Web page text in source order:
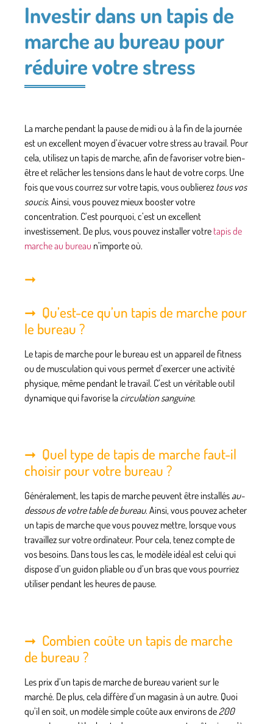
Investir dans un tapis de
marche au bureau pour
réduire votre stress
La marche pendant la pause de midi ou à la fin de la journée
est un excellent moyen d’évacuer votre stress au travail. Pour
cela, utilisez un tapis de marche, afin de favoriser votre bien-
être et relâcher les tensions dans le haut de votre corps. Une
fois que vous courrez sur votre tapis, vous oublierez tous vos
soucis. Ainsi, vous pouvez mieux booster votre
concentration. C’est pourquoi, c’est un excellent
investissement. De plus, vous pouvez installer votre tapis de
marche au bureau n’importe où.
Qu’est-ce qu’un tapis de marche pour
le bureau ?
Le tapis de marche pour le bureau est un appareil de fitness
ou de musculation qui vous permet d’exercer une activité
physique, même pendant le travail. C’est un véritable outil
dynamique qui favorise la circulation sanguine.
Quel type de tapis de marche faut-il
choisir pour votre bureau ?
Généralement, les tapis de marche peuvent être installés au-
dessous de votre table de bureau. Ainsi, vous pouvez acheter
un tapis de marche que vous pouvez mettre, lorsque vous
travaillez sur votre ordinateur. Pour cela, tenez compte de
vos besoins. Dans tous les cas, le modèle idéal est celui qui
dispose d’un guidon pliableou d’un brasque vous pourriez
utiliser pendant les heures de pause.
Combien coûte un tapis de marche
de bureau ?
Les prix d’un tapis de marche de bureau varient sur le
marché. De plus, cela diffère d’un magasin à un autre. Quoi
qu’il en soit, un modèle simple coûte aux environs de 200